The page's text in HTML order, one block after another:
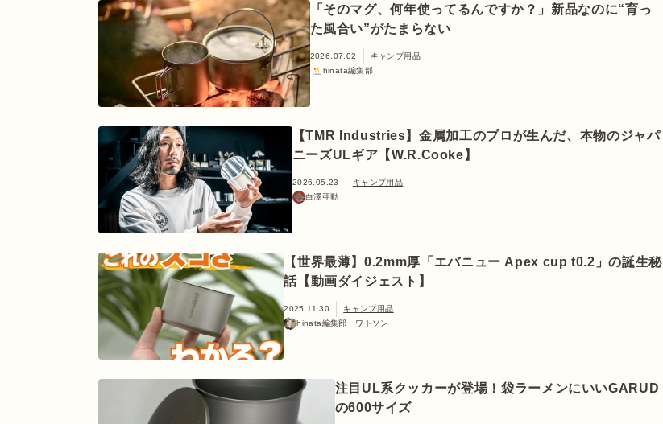
「そのマグ、何年使ってるんですか？」新品なのに“育っ
た風合い”がたまらない
2026.07.02
キャンプ用品
hinata編集部
【TMR Industries】金属加工のプロが生んだ、本物のジャパ
ニーズULギア【W.R.Cooke】
2026.05.23
キャンプ用品
白澤亜動
【世界最薄】0.2mm厚「エバニュー Apex cup t0.2」の誕生秘
話【動画ダイジェスト】
2025.11.30
キャンプ用品
hinata編集部 ワトソン
注目UL系クッカーが登場！袋ラーメンにいいGARUD
の600サイズ